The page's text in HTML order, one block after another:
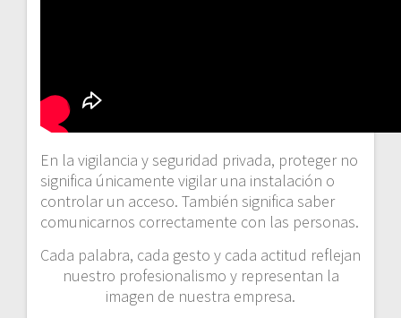
En la vigilancia y seguridad privada, proteger no
significa únicamente vigilar una instalación o
controlar un acceso. También significa saber
comunicarnos correctamente con las personas.
Cada palabra, cada gesto y cada actitud reflejan
nuestro profesionalismo y representan la
imagen de nuestra empresa.